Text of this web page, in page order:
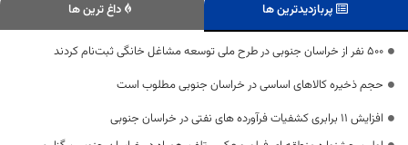
پربازدیدترین ها داغ ترین ها
۵۰۰ نفر از خراسان جنوبی در طرح ملی توسعه مشاغل خانگی ثبت‌نام کردند
حجم ذخیره کالاهای اساسی در خراسان جنوبی مطلوب است
افزایش 11 برابری کشفیات فرآورده های نفتی در خراسان جنوبی